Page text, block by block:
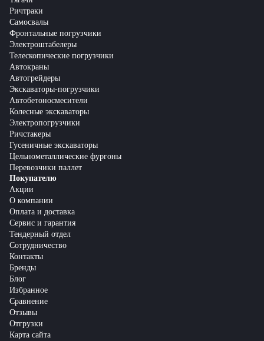
Ричтраки
Самосвалы
Фронтальные погрузчики
Электроштабелеры
Телескопические погрузчики
Автокраны
Автогрейдеры
Экскаваторы-погрузчики
Автобетоносмесители
Колесные экскаваторы
Электропогрузчики
Ричстакеры
Гусеничные экскаваторы
Цельнометаллические фургоны
Перевозчики паллет
Покупателю
Акции
О компании
Оплата и доставка
Сервис и гарантия
Тендерный отдел
Сотрудничество
Контакты
Бренды
Блог
Избранное
Сравнение
Отзывы
Отгрузки
Карта сайта